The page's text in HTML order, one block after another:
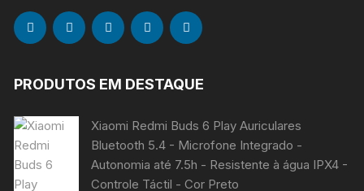
PRODUTOS EM DESTAQUE
Xiaomi Redmi Buds 6 Play Auriculares
Bluetooth 5.4 - Microfone Integrado -
Autonomia até 7.5h - Resistente à água IPX4 -
Controle Táctil - Cor Preto